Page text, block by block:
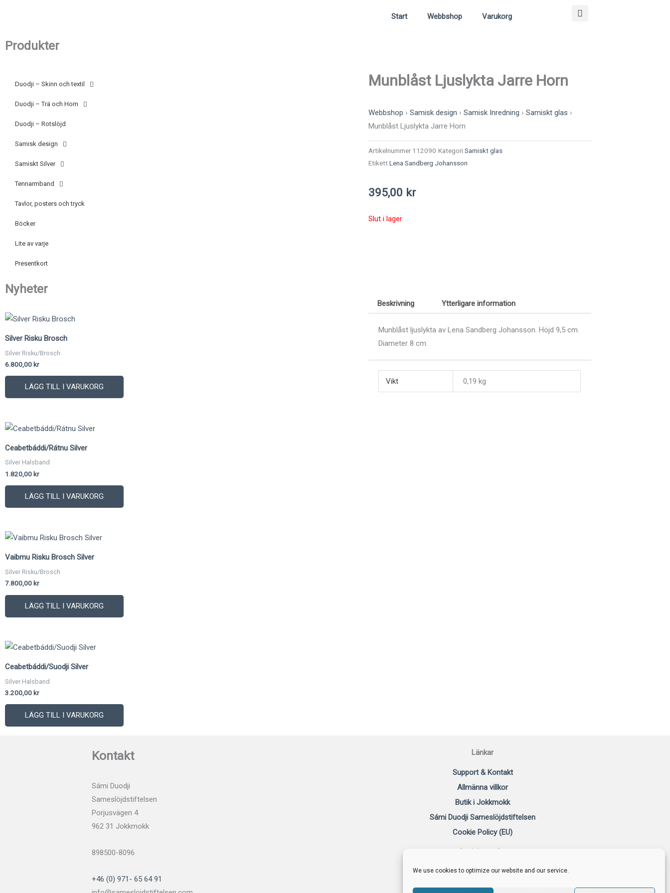
We use cookies to optimize our website and our service.
Start Webbshop Varukorg
Produkter
Duodji – Skinn och textil
Duodji – Trä och Horn
Duodji – Rotslöjd
Samisk design
Samiskt Silver
Tennarmband
Tavlor, posters och tryck
Böcker
Lite av varje
Presentkort
Nyheter
Silver Risku Brosch
Silver Risku/Brosch
6.800,00 kr
LÄGG TILL I VARUKORG
Ceabetbáddi/Rátnu Silver
Silver Halsband
1.820,00 kr
LÄGG TILL I VARUKORG
Vaibmu Risku Brosch Silver
Silver Risku/Brosch
7.800,00 kr
LÄGG TILL I VARUKORG
Ceabetbáddi/Suodji Silver
Silver Halsband
3.200,00 kr
LÄGG TILL I VARUKORG
Munblåst Ljuslykta Jarre Horn
Webbshop › Samisk design › Samisk Inredning › Samiskt glas ›
Munblåst Ljuslykta Jarre Horn
Artikelnummer112090 KategoriSamiskt glas
EtikettLena Sandberg Johansson
395,00 kr
Slut i lager
Beskrivning Ytterligare information
Munblåst ljuslykta av Lena Sandberg Johansson. Höjd 9,5 cm.
Diameter 8 cm.
Vikt 0,19 kg
Kontakt
Sámi Duodji
Sameslöjdstiftelsen
Porjusvägen 4
962 31 Jokkmokk
898500-8096
+46 (0) 971- 65 64 91
Länkar
Support & Kontakt
Allmänna villkor
Butik i Jokkmokk
Sámi Duodji Sameslöjdstiftelsen
Cookie Policy (EU)
Sociala medier
F
c
I
s
Y
P